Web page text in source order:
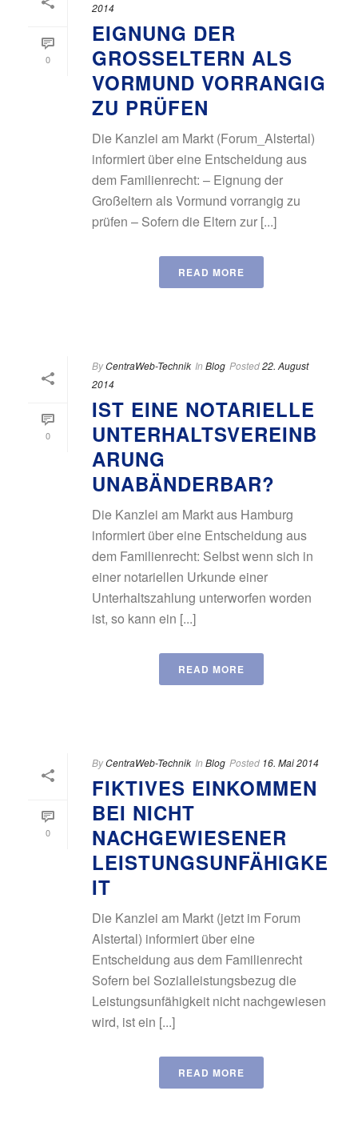
0
2014
EIGNUNG DER
GROSSELTERN ALS V
ORMUND VORRANGIG Z
U PRÜFEN
Die Kanzlei am Markt (Forum_Alstertal)
informiert über eine Entscheidung aus
dem Familienrecht: – Eignung der
Großeltern als Vormund vorrangig zu
prüfen – Sofern die Eltern zur [...]
READ MORE
0
ByCentraWeb-Technik In Blog Posted22. August
2014
IST EINE NOTARIELLE
UNTERHALTSVEREINB
ARUNG
UNABÄNDERBAR?
Die Kanzlei am Markt aus Hamburg
informiert über eine Entscheidung aus
dem Familienrecht: Selbst wenn sich in
einer notariellen Urkunde einer
Unterhaltszahlung unterworfen worden
ist, so kann ein [...]
READ MORE
0
ByCentraWeb-Technik In Blog Posted 16. Mai 2014
FIKTIVES EINKOMMEN
BEI NICHT
NACHGEWIESENER
LEISTUNGSUNFÄHIGKE
IT
Die Kanzlei am Markt (jetzt im Forum
Alstertal) informiert über eine
Entscheidung aus dem Familienrecht
Sofern bei Sozialleistungsbezug die
Leistungsunfähigkeit nicht nachgewiesen
wird, ist ein [...]
READ MORE